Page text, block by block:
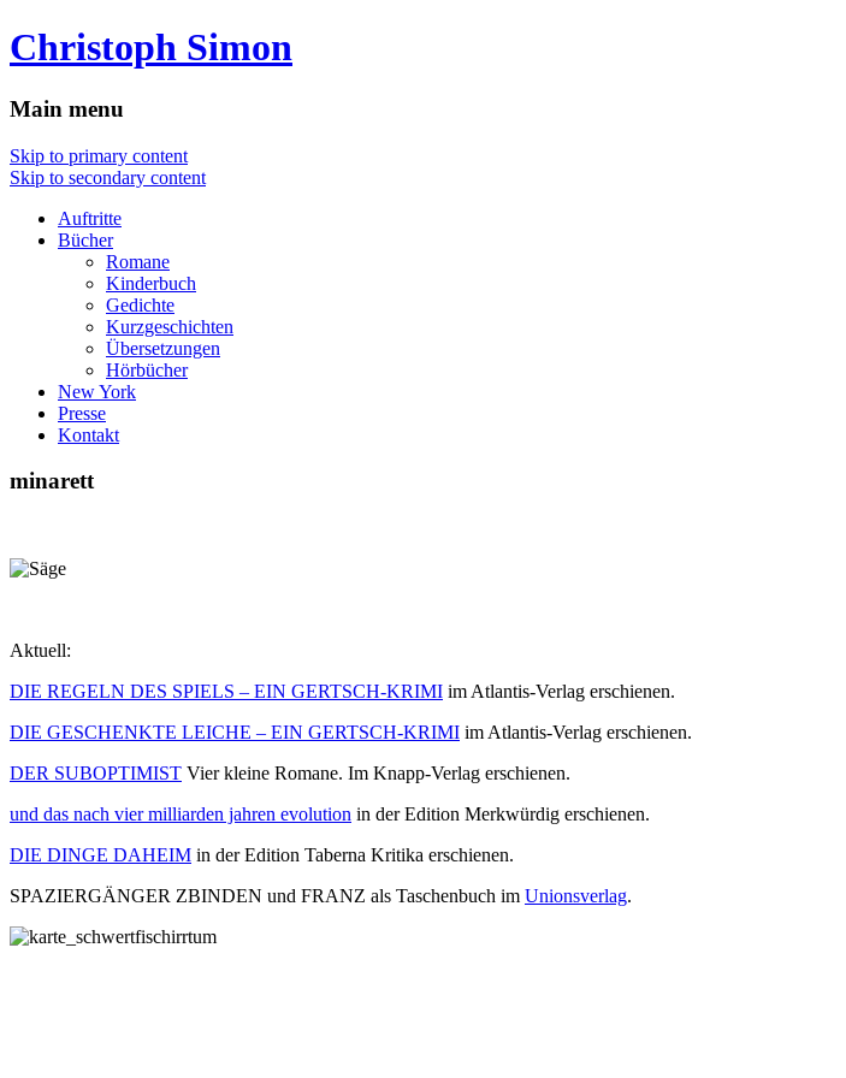
Christoph Simon
Main menu
Skip to primary content
Skip to secondary content
Auftritte
Bücher
Romane
Kinderbuch
Gedichte
Kurzgeschichten
Übersetzungen
Hörbücher
New York
Presse
Kontakt
minarett
Aktuell:
DIE REGELN DES SPIELS – EIN GERTSCH-KRIMI im Atlantis-Verlag erschienen.
DIE GESCHENKTE LEICHE – EIN GERTSCH-KRIMI im Atlantis-Verlag erschienen.
DER SUBOPTIMIST Vier kleine Romane. Im Knapp-Verlag erschienen.
und das nach vier milliarden jahren evolution in der Edition Merkwürdig erschienen.
DIE DINGE DAHEIM in der Edition Taberna Kritika erschienen.
SPAZIERGÄNGER ZBINDEN und FRANZ als Taschenbuch im Unionsverlag.